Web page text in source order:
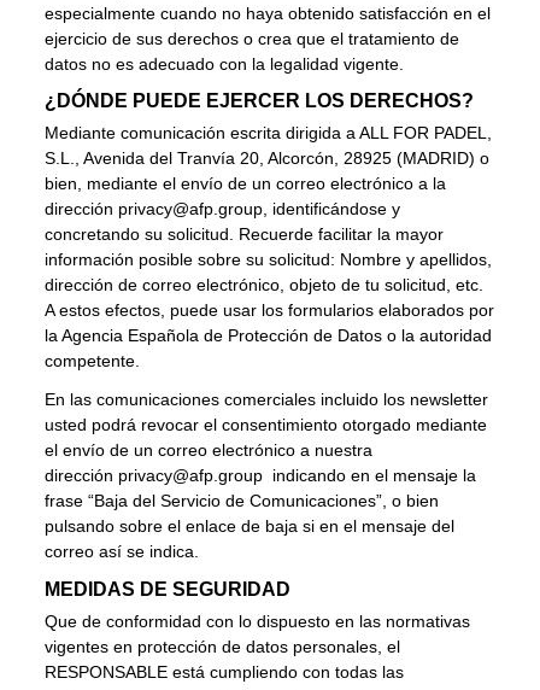
especialmente cuando no haya obtenido satisfacción en el
ejercicio de sus derechos o crea que el tratamiento de
datos no es adecuado con la legalidad vigente.
¿DÓNDE PUEDE EJERCER LOS DERECHOS?
Mediante comunicación escrita dirigida a ALL FOR PADEL,
S.L., Avenida del Tranvía 20, Alcorcón, 28925 (MADRID) o
bien, mediante el envío de un correo electrónico a la
dirección privacy@afp.group, identificándose y
concretando su solicitud. Recuerde facilitar la mayor
información posible sobre su solicitud: Nombre y apellidos,
dirección de correo electrónico, objeto de tu solicitud, etc.
A estos efectos, puede usar los formularios elaborados por
la Agencia Española de Protección de Datos o la autoridad
competente.
En las comunicaciones comerciales incluido los newsletter
usted podrá revocar el consentimiento otorgado mediante
el envío de un correo electrónico a nuestra
dirección privacy@afp.group indicando en el mensaje la
frase “Baja del Servicio de Comunicaciones”, o bien
pulsando sobre el enlace de baja si en el mensaje del
correo así se indica.
MEDIDAS DE SEGURIDAD
Que de conformidad con lo dispuesto en las normativas
vigentes en protección de datos personales, el
RESPONSABLE está cumpliendo con todas las